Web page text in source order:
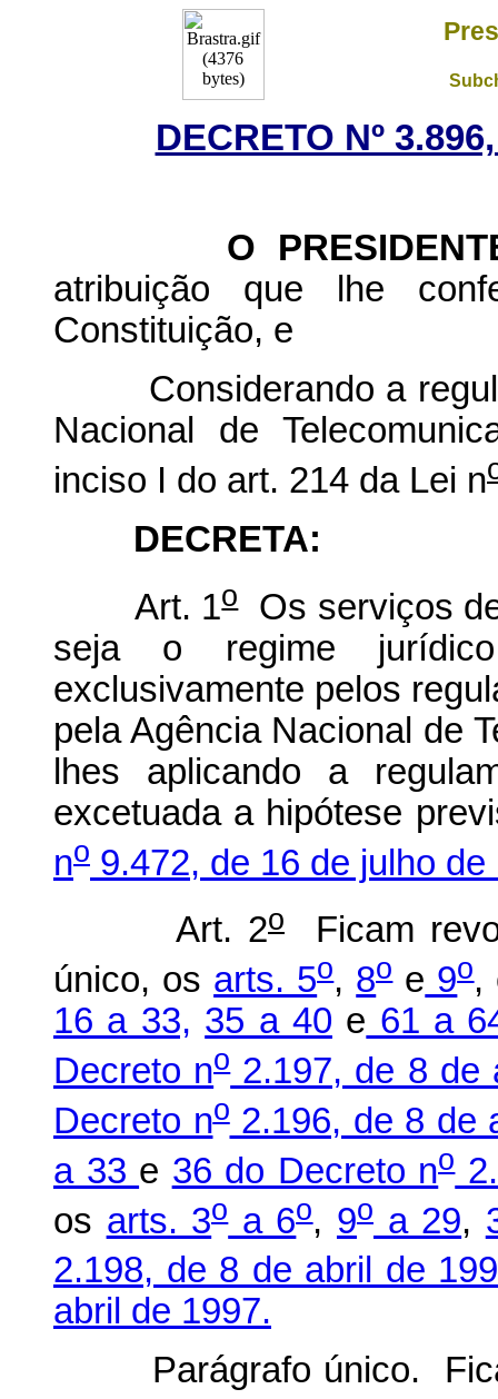
DECRETO Nº
O PRESIDENTE
atribuição que lhe
Constituição, e
Considerando a
Nacional de
inciso I do art. 214 da Lei n
DECRETA:
Art. 1oOs serviços
seja o regime
exclusivamente pelos
pela Agência Nacional de
lhes aplicando a
excetuada a hipótese
no 9.472, de 16 de julho de
Art. 2o
Ficam
único, os arts. 5o, 8oe 9o,
16 a 33, 35 a 40 e 61 a
Decreto no2.197, de 8 de
Decreto no2.196, de 8 de
a 33 e 36 do Decreto no
os arts. 3oa 6o, 9oa 29,
2.198, de 8 de abril de
abril de 1997.
Parágrafo único.